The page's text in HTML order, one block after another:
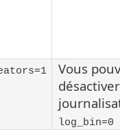
Vous
log_bin=0